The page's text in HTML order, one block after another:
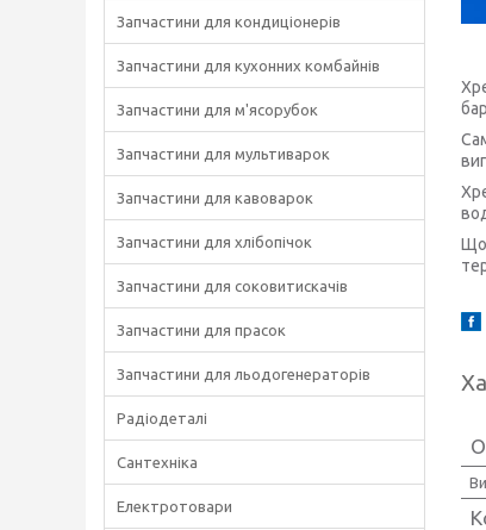
Запчастини для кондиціонерів
Запчастини для кухонних комбайнів
Запчастини для м'ясорубок
Запчастини для мультиварок
Запчастини для кавоварок
Запчастини для хлібопічок
Запчастини для соковитискачів
Запчастини для прасок
Запчастини для льодогенераторів
Радіодеталі
Сантехніка
Електротовари